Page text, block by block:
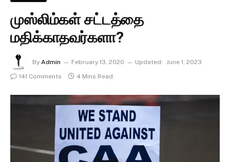
முஸ்லிம்கள் சட்டத்தை
மதிக்காதவர்களா?
By Admin February 13, 2020 Updated: June 1, 2023
141 Comments
4 Mins Read